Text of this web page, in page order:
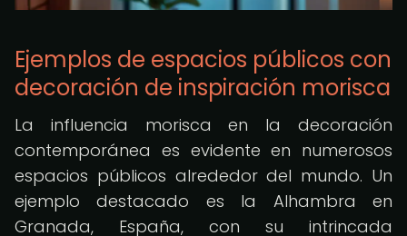
Ejemplos de espacios públicos con
decoración de inspiración morisca
La influencia morisca en la decoración
contemporánea es evidente en numerosos
espacios públicos alrededor del mundo. Un
ejemplo destacado es la Alhambra en
Granada, España, con su intrincada